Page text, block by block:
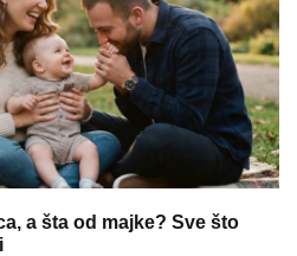
a šta od majke? Sve što